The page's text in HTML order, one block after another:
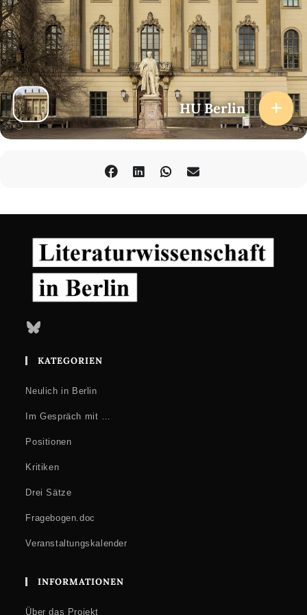
HU Berlin
Bluesky
KATEGORIEN
Neulich in Berlin
Im Gespräch mit …
Positionen
Kritiken
Drei Sätze
Fragebogen.doc
Veranstaltungskalender
INFORMATIONEN
Über das Projekt